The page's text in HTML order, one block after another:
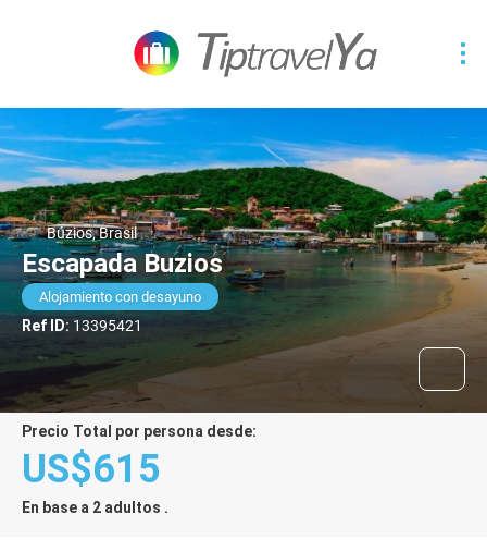
Búzios, Brasil
Escapada Buzios
Alojamiento con desayuno
Ref ID: 13395421
Precio Total por persona desde:
US$615
En base a 2 adultos .